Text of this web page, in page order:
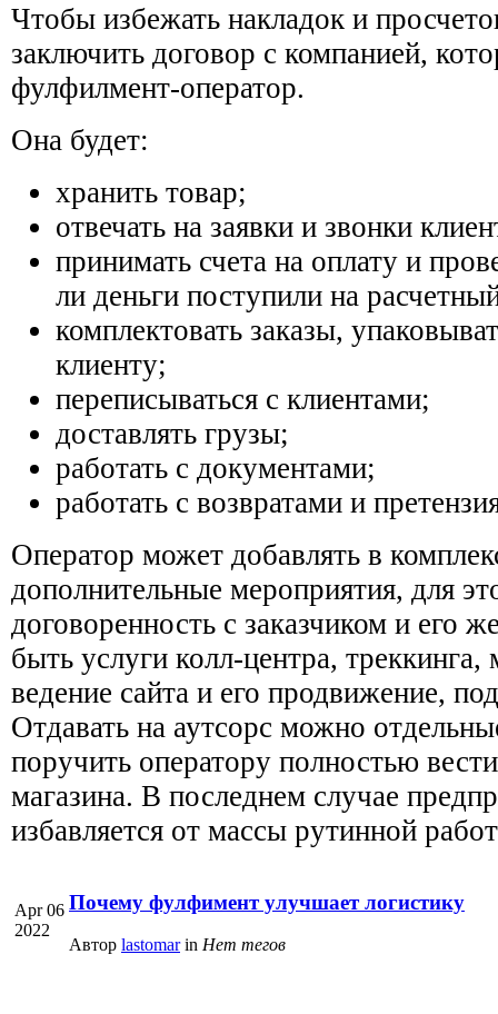
Чтобы избежать накладок и
заключить договор с компанией,
фулфилмент-оператор.
Она будет:
хранить товар;
отвечать на заявки и звонки
принимать счета на оплату и
ли деньги поступили на
комплектовать заказы,
клиенту;
переписываться с клиентами;
доставлять грузы;
работать с документами;
работать с возвратами и
Оператор может добавлять в
дополнительные мероприятия, для
договоренность с заказчиком и его
быть услуги колл-центра, треккинга,
ведение сайта и его продвижение,
Отдавать на аутсорс можно
поручить оператору полностью
магазина. В последнем случае
избавляется от массы рутинной
Apr 06
2022
Почему фулфимент улучшает логистику
Автор lastomarin Нет тегов